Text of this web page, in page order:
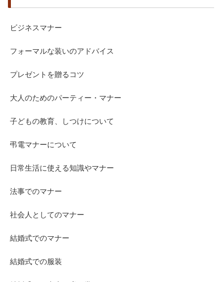
ビジネスマナー
フォーマルな装いのアドバイス
プレゼントを贈るコツ
大人のためのパーティー・マナー
子どもの教育、しつけについて
弔電マナーについて
日常生活に使える知識やマナー
法事でのマナー
社会人としてのマナー
結婚式でのマナー
結婚式での服装